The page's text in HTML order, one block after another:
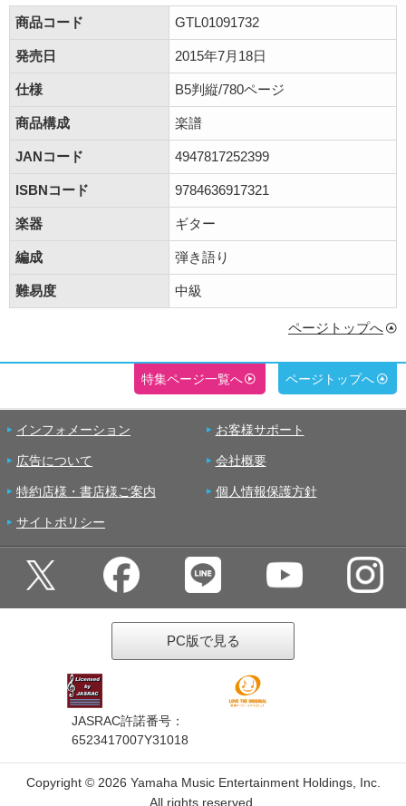
商品コード
GTL01091732
発売日 2015年7月18日
仕様 B5判縦/780ページ
商品構成 楽譜
JANコード 4947817252399
ISBNコード 9784636917321
楽器 ギター
編成 弾き語り
難易度 中級
ページトップへ
特集ページ一覧へ ページトップへ
インフォメーション お客様サポート
広告について 会社概要
特約店様・書店様ご案内 個人情報保護方針
サイトポリシー
PC版で見る
JASRAC許諾番号：
6523417007Y31018
Copyright © 2026 Yamaha Music Entertainment Holdings, Inc.
All rights reserved.